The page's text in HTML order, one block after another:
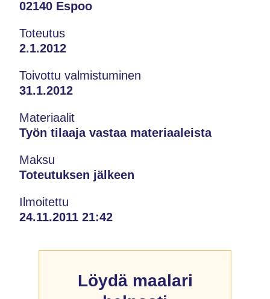
02140 Espoo
Toteutus
2.1.2012
Toivottu valmistuminen
31.1.2012
Materiaalit
Työn tilaaja vastaa materiaaleista
Maksu
Toteutuksen jälkeen
Ilmoitettu
24.11.2011 21:42
Löydä maalari